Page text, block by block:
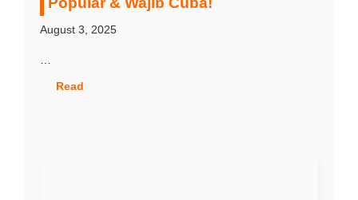
August 3, 2025
Read